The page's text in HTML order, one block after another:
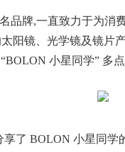
品牌,一直致力于为消
阳镜、光学镜及镜片
小星同学” 多点
了 BOLON 小星同